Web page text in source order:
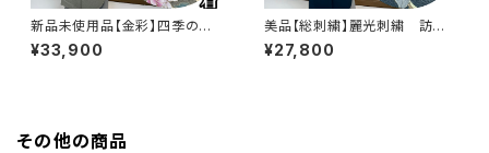
新品未使用品【金彩】四季の
花々 訪問着 正絹 袷 ガード加
工済s763
¥33,900
美品【総刺繍】麗光刺繍 訪問
着 正絹 袷 s761
¥27,800
その他の商品